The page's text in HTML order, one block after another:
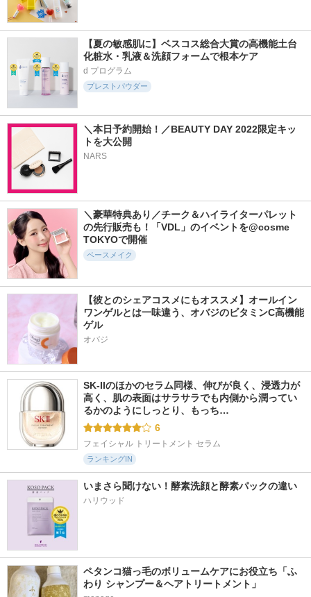
ウォータフルトーン
アップサンクリーム
（パープル）
d'Alba(ダルバ)
5.5
66件
Perfect Diaryロング
ラスティングUVバ
ームクッションファ
ンデーション
5.6
509件
エアリーポアカバー
5.8
1104件
ソフトマットプレス
トパウダー
funnyelves 方里
ンス カラーコレク
ション トーンアッ
プ UVクリーム
Perfect Diary
ラム
%Recipe
5.8
1423件
シグネチャーエッセ
ンス カバーパクト
インテンスカバー
AGE20'S(エージトウ
ェンティズ)
ン
SPICARE
ライマー
ボビイ ブラウン
【夏の敏感肌に】ベスコス総合大賞の高機能土台
化粧水・乳液＆洗顔フォームで根本ケア
d プログラム
プレストパウダー
＼本日予約開始！／BEAUTY DAY 2022限定キッ
トを大公開
NARS
＼豪華特典あり／チーク＆ハイライターパレット
の先行販売も！「VDL」のイベントを@cosme
TOKYOで開催
ベースメイク
【彼とのシェアコスメにもオススメ】オールイン
ワンゲルとは一味違う、オバジのビタミンC高機能
ゲル
オバジ
SK-IIのほかのセラム同様、伸びが良く、浸透力が
高く、肌の表面はサラサラでも内側から潤ってい
るかのようにしっとり、もっち…
6
フェイシャル トリートメント セラム
ランキングIN
いまさら聞けない！酵素洗顔と酵素パックの違い
ハリウッド
ペタンコ猫っ毛のボリュームケアにお役立ち「ふ
わり シャンプー＆ヘアトリートメント」